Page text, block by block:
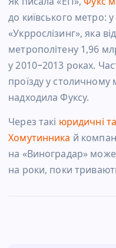
до київського метро:
«Укррослізинг», яка
метрополітену 1,96
у 2010−2013 роках.
проїзду у
надходила Фуксу.
Через такі юридичні
Хомутинника й
на «Виноградар»
на роки, поки